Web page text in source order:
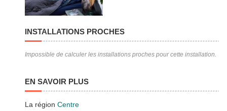
INSTALLATIONS PROCHES
Impossible de calculer les installations proches pour cette installation.
EN SAVOIR PLUS
La régionCentre